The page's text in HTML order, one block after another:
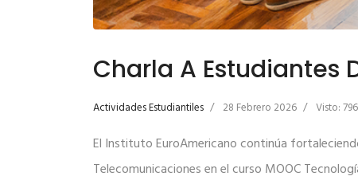
Charla A Estudiantes
Actividades Estudiantiles 28 Febrero 2026 Visto: 796
El Instituto EuroAmericano continúa
Telecomunicaciones en el curso MOOC